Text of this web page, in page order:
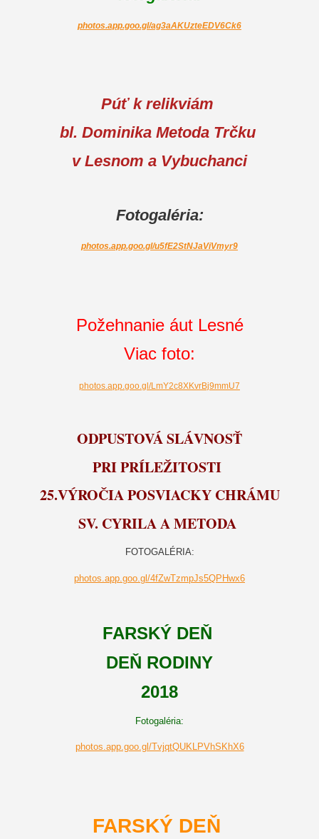
photos.app.goo.gl/ag3aAKUzteEDV6Ck6
Púť k relikviám
bl. Dominika Metoda Trčku
v Lesnom a Vybuchanci
Fotogaléria:
photos.app.goo.gl/u5fE2StNJaViVmyr9
Požehnanie áut Lesné
Viac foto:
photos.app.goo.gl/LmY2c8XKvrBj9mmU7
ODPUSTOVÁ SLÁVNOSŤ
PRI PRÍLEŽITOSTI
25.VÝROČIA POSVIACKY CHRÁMU
SV. CYRILA A METODA
FOTOGALÉRIA:
photos.app.goo.gl/4fZwTzmpJs5QPHwx6
FARSKÝ DEŇ
DEŇ RODINY
2018
Fotogaléria:
photos.app.goo.gl/TvjqtQUKLPVhSKhX6
FARSKÝ DEŇ